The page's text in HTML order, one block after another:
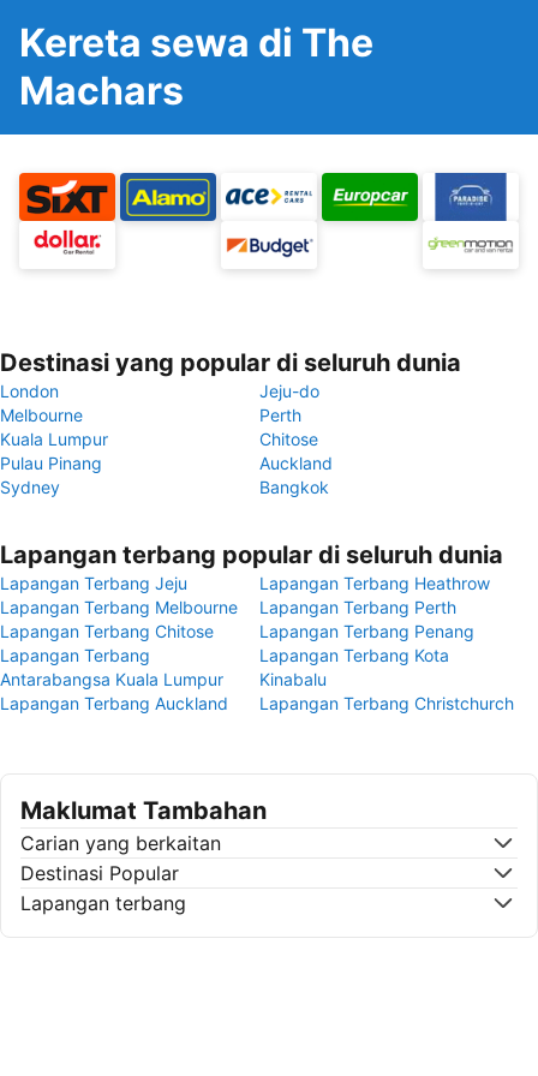
Kereta sewa di The
Machars
Destinasi yang popular di seluruh dunia
London
Jeju-do
Melbourne
Perth
Kuala Lumpur
Chitose
Pulau Pinang
Auckland
Sydney
Bangkok
Lapangan terbang popular di seluruh dunia
Lapangan Terbang Jeju
Lapangan Terbang Heathrow
Lapangan Terbang Melbourne
Lapangan Terbang Perth
Lapangan Terbang Chitose
Lapangan Terbang Penang
Lapangan Terbang
Antarabangsa Kuala Lumpur
Lapangan Terbang Kota
Kinabalu
Lapangan Terbang Auckland
Lapangan Terbang Christchurch
Maklumat Tambahan
Carian yang berkaitan
Destinasi Popular
Lapangan terbang